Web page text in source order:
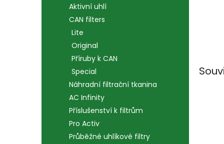
Aktivní uhlí
CAN filters
Lite
Original
Příruby k CAN
Special
Náhradní filtrační tkanina
AC Infinity
Příslušenství k filtrům
Pro Activ
Průběžné uhlíkové filtry